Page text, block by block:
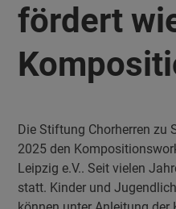
fördert
Die Stiftung Chorherren zu
2025 den
Leipzig e.V.. Seit vielen
statt. Kinder und